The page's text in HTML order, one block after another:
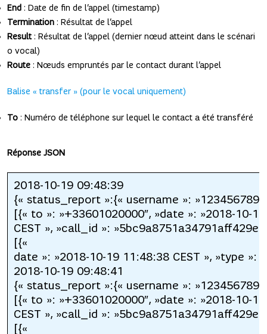
End: Date de fin de l’appel (timestamp)
Termination: Résultat de l’appel
Result: Résultat de l’appel (dernier nœud atteint dans le scénari
o vocal)
Route: Nœuds empruntés par le contact durant l’appel
Balise « transfer » (pour le vocal uniquement)
To: Numéro de téléphone sur lequel le contact a été transféré
Réponse JSON
2018-10-19 09:48:39
{« status_report »:{« username »:
[{« to »: »+33601020000″, »date »: »2018-10-
CEST », »call_id »:
[{«
date »: »2018-10-19 11:48:38 CEST », »type »:
2018-10-19 09:48:41
{« status_report »:{« username »:
[{« to »: »+33601020000″, »date »: »2018-10-
CEST », »call_id »:
[{«